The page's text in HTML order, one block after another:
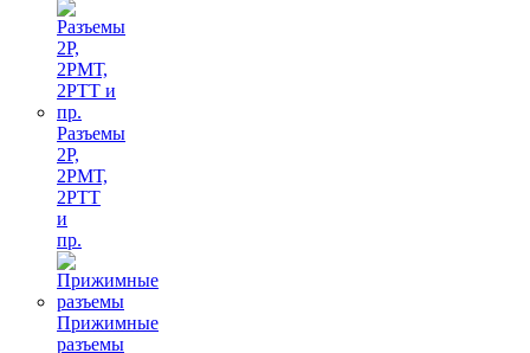
Разъемы
2Р,
2РМТ,
2РТТ
и
пр.
Прижимные
разъемы